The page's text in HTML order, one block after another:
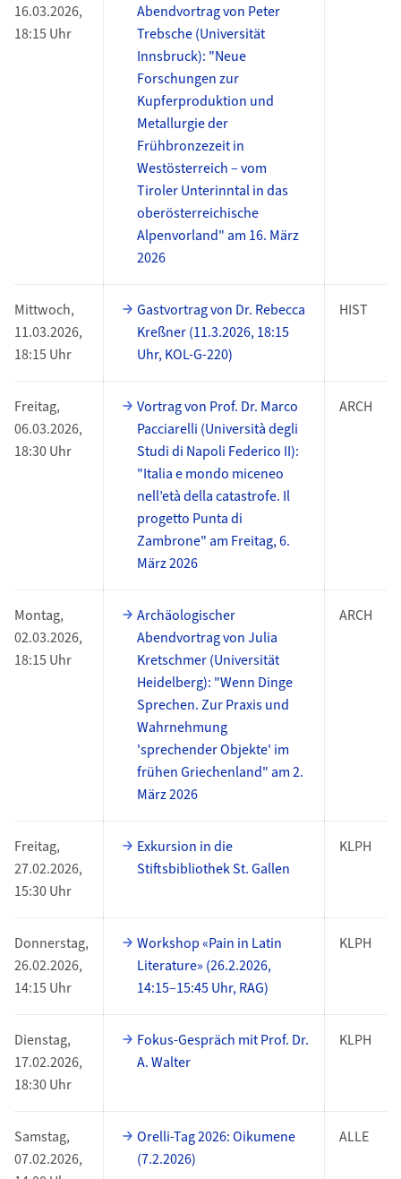
16.03.2026,
18:15 Uhr
Abendvortrag von Peter
Trebsche (Universität
Innsbruck): "Neue
Forschungen zur
Kupferproduktion und
Metallurgie der
Frühbronzezeit in
Westösterreich – vom
Tiroler Unterinntal in das
oberösterreichische
Alpenvorland" am 16. März
2026
Mittwoch,
11.03.2026,
18:15 Uhr
Gastvortrag von Dr. Rebecca
Kreßner (11.3.2026, 18:15
Uhr, KOL-G-220)
HIST
Freitag,
06.03.2026,
18:30 Uhr
Vortrag von Prof. Dr. Marco
Pacciarelli (Università degli
Studi di Napoli Federico II):
"Italia e mondo miceneo
nell’età della catastrofe. Il
progetto Punta di
Zambrone" am Freitag, 6.
März 2026
ARCH
Montag,
02.03.2026,
18:15 Uhr
Archäologischer
Abendvortrag von Julia
Kretschmer (Universität
Heidelberg): "Wenn Dinge
Sprechen. Zur Praxis und
Wahrnehmung
'sprechender Objekte' im
frühen Griechenland" am 2.
März 2026
ARCH
Freitag,
27.02.2026,
15:30 Uhr
Exkursion in die
Stiftsbibliothek St. Gallen
KLPH
Donnerstag,
26.02.2026,
14:15 Uhr
Workshop «Pain in Latin
Literature» (26.2.2026,
14:15–15:45 Uhr, RAG)
KLPH
Dienstag,
17.02.2026,
18:30 Uhr
Fokus-Gespräch mit Prof. Dr.
A. Walter
KLPH
Samstag,
07.02.2026,
Orelli-Tag 2026: Oikumene
(7.2.2026)
ALLE